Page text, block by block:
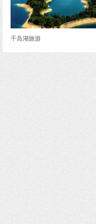
千岛湖旅游